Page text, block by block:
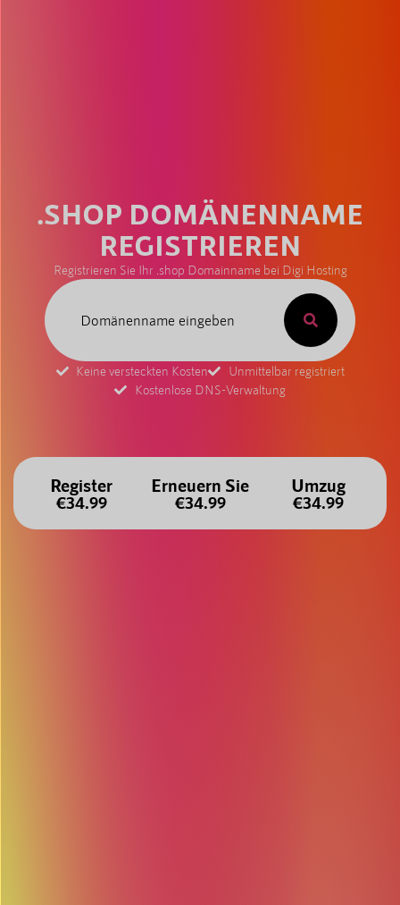
.SHOP DOMÄNENNAME
REGISTRIEREN
Registrieren Sie Ihr .shop Domainname bei Digi Hosting
Keine versteckten Kosten
Unmittelbar registriert
Kostenlose DNS-Verwaltung
Register
€34.99
Erneuern Sie
€34.99
Umzug
€34.99